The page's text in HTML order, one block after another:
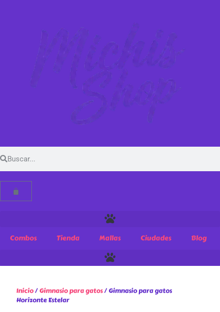
Combos Tienda Mallas Ciudades Blog
Inicio/Gimnasio para gatos/ Gimnasio para gatos
Horizonte Estelar